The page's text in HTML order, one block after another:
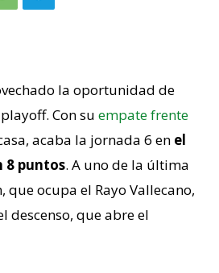
la oportunidad de
Con su empate frente
acaba la jornada 6 en el
8 puntos. A uno de la última
que ocupa el Rayo Vallecano,
descenso, que abre el